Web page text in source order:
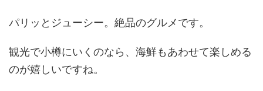
パリッとジューシー。絶品のグルメです。
観光で小樽にいくのなら、海鮮もあわせて楽しめる
のが嬉しいですね。